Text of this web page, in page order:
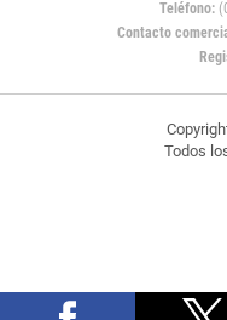
Teléfono:
Contacto
Todos